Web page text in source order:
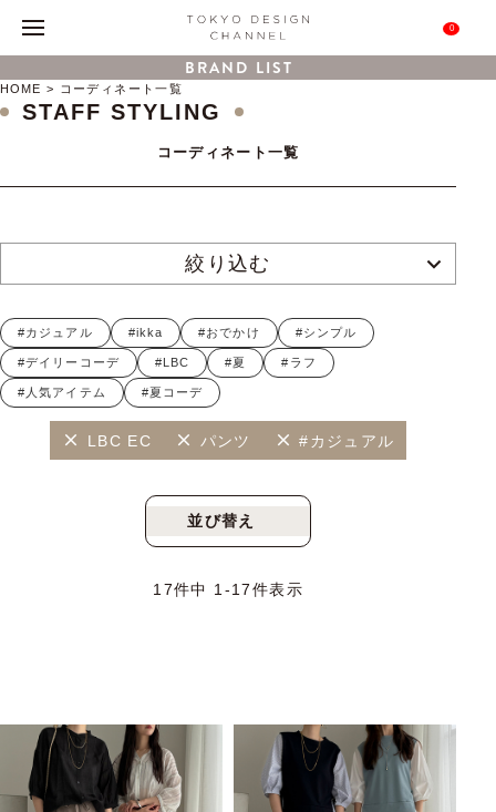
0
BRAND LIST
HOME コーディネート一覧
STAFF STYLING
コーディネート一覧
絞り込む
#カジュアル #ikka #おでかけ #シンプル
#デイリーコーデ #LBC #夏 #ラフ
#人気アイテム #夏コーデ
LBC EC パンツ #カジュアル
並び替え
17件中 1 -17件表示